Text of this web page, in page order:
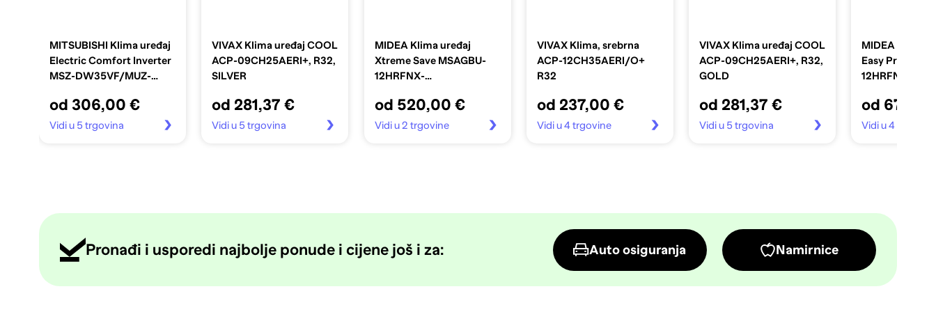
MITSUBISHI Klima uređaj
Electric Comfort Inverter
MSZ-DW35VF/MUZ-
od 306,00 €
Vidi u 5 trgovina
VIVAX Klima uređaj COOL
ACP-09CH25AERI+, R32,
SILVER
od 281,37 €
Vidi u 5 trgovina
MIDEA Klima uređaj
Xtreme Save MSAGBU-
12HRFNX-
12HFN8-QRDOGW
od 520,00 €
Vidi u 2 trgovine
VIVAX Klima, srebrna
ACP-12CH35AERI/O+
R32
od 237,00 €
Vidi u 4 trgovine
VIVAX Klima uređaj COOL
ACP-09CH25AERI+, R32,
GOLD
od 281,37 €
Vidi u 5 trgovina
MIDEA Klima
Easy Pro
12HRFN8-
od
Vidi u 4 trgovine
Pronađi i usporedi najbolje ponude i cijene još i za: Auto osiguranja Namirnice